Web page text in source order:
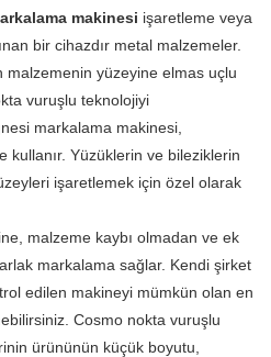
makinesi işaretleme veya
bir cihazdır metal malzemeler.
malzemenin yüzeyine elmas uçlu
vuruşlu teknolojiyi
markalama makinesi,
kullanır. Yüzüklerin ve bileziklerin
işaretlemek için özel olarak
malzeme kaybı olmadan ve ek
markalama sağlar. Kendi şirket
edilen makineyi mümkün olan en
Cosmo nokta vuruşlu
ürününün küçük boyutu,
katma değerlidir.Daha fazla
bilgi için lütfen bizimle iletişime
geçin.
Üretici olarak, hem CPM-R hem
de CPM-R8 için ODM (Orijinal
Tasarım Üreticisi) hizmetleri
sunuyoruz. ODM
seçeneklerimiz, makineleri
markanıza ve operasyonel
gereksinimlerinize uyacak
ve mücevher üretim sürecinize
mükemmel şekilde uyan bir
makine yaratmanıza yardımcı
olur.